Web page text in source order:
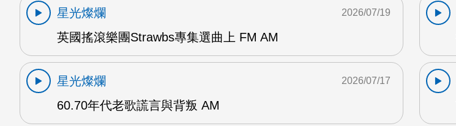
星光燦爛
英國搖滾樂團Strawbs專集選曲上 FM AM
2026/07/19
星光燦爛
60.70年代老歌謊言與背叛 AM
2026/07/17